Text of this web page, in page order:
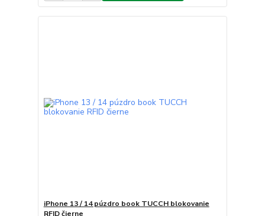
iPhone 13 / 14 púzdro book TUCCH blokovanie
RFID čierne